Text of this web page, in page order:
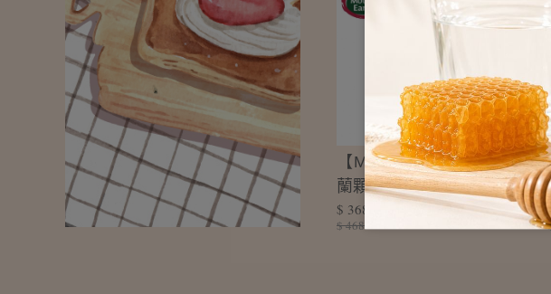
【Mother Earth】紐西
蘭顆粒花生醬-380g
$ 368
$ 468